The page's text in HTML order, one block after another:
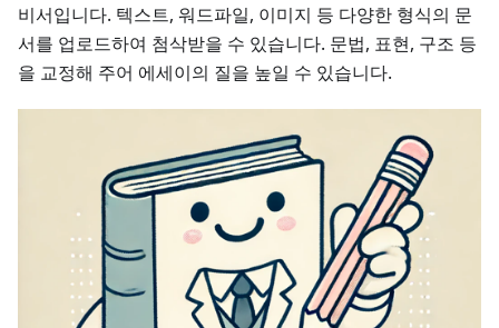
비서입니다. 텍스트, 워드파일, 이미지 등 다양한 형식의 문
서를 업로드하여 첨삭받을 수 있습니다. 문법, 표현, 구조 등
을 교정해 주어 에세이의 질을 높일 수 있습니다.